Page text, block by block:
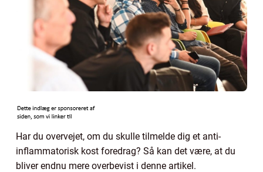
Har du overvejet, om du skulle tilmelde dig et anti-
inflammatorisk kost foredrag? Så kan det være, at du
bliver endnu mere overbevist i denne artikel.